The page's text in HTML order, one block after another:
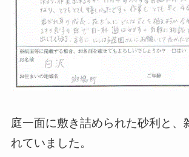
庭一面に敷き詰められた砂利と、
れていました。